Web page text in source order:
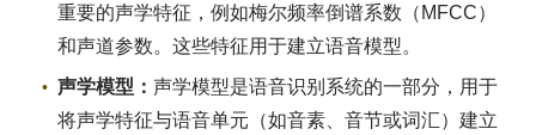
重要的声学特征，例如梅尔频率倒谱系数（MFCC）
和声道参数。这些特征用于建立语音模型。
声学模型： 声学模型是语音识别系统的一部分，用于
将声学特征与语音单元（如音素、音节或词汇）建立